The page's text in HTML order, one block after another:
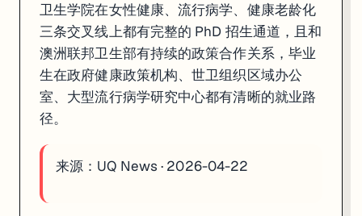
卫生学院在女性健康、流行病学、健康老龄化
三条交叉线上都有完整的 PhD 招生通道，且和
澳洲联邦卫生部有持续的政策合作关系，毕业
生在政府健康政策机构、世卫组织区域办公
室、大型流行病学研究中心都有清晰的就业路
径。
来源： UQ News · 2026-04-22